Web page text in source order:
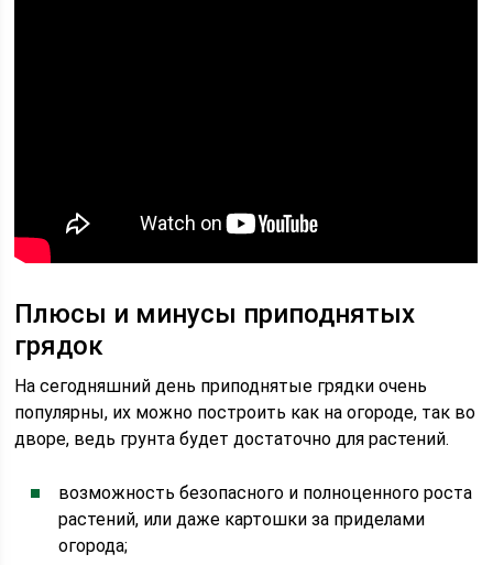
Плюсы и минусы приподнятых
грядок
На сегодняшний день приподнятые грядки очень
популярны, их можно построить как на огороде, так во
дворе, ведь грунта будет достаточно для растений.
возможность безопасного и полноценного роста
растений, или даже картошки за приделами
огорода;